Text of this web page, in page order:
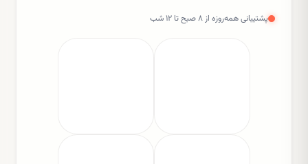
پشتیبانی همه‌روزه از ۸ صبح تا ۱۲ شب